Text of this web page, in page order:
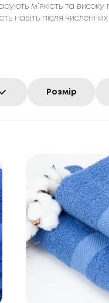
м’якість та високу
навіть після
Розмір